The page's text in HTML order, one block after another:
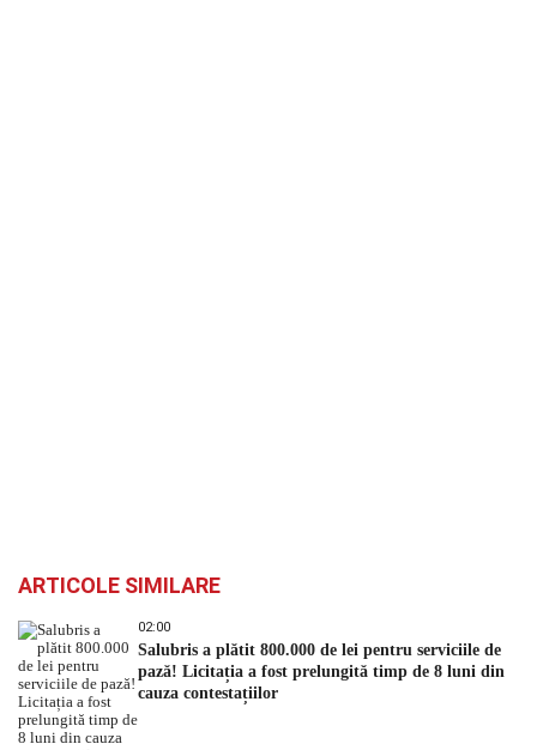
ARTICOLE SIMILARE
02:00
Salubris a plătit 800.000 de lei pentru serviciile de
pază! Licitația a fost prelungită timp de 8 luni din
cauza contestațiilor